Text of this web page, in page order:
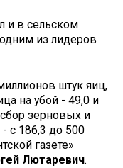
и в сельском
одним из лидеров
штук яиц,
на убой - 49,0 и
зерновых и
с 186,3 до 500
газете»
Лютаревич.